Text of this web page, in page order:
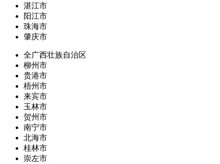
湛江市
阳江市
珠海市
肇庆市
全广西壮族自治区
柳州市
贵港市
梧州市
来宾市
玉林市
贺州市
南宁市
北海市
桂林市
崇左市